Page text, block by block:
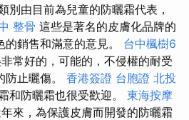
別由目前為兒童的防曬霜代表，
整骨 這些是著名的皮膚化品牌的
銷售和滿意的意見。 台中楓樹6
常好的，可能的，不侵權的耐受
止曬傷。 香港簽證 台胞證 北投
和防曬霜也很受歡迎。 東海按摩
來，為保護皮膚而開發的防曬霜